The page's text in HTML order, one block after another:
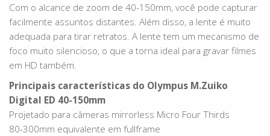
Com o alcance de zoom de 40-150mm, você pode capturar
facilmente assuntos distantes. Além disso, a lente é muito
adequada para tirar retratos. A lente tem um mecanismo de
foco muito silencioso, o que a torna ideal para gravar filmes
em HD também.
Principais características do Olympus M.Zuiko
Digital ED 40-150mm
Projetado para câmeras mirrorless Micro Four Thirds
80-300mm equivalente em fullframe